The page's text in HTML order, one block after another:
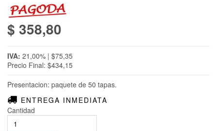
$ 358,80
IVA: 21,00% | $75,35
Precio Final: $434,15
Presentacion: paquete de 50 tapas.
ENTREGA INMEDIATA
Cantidad